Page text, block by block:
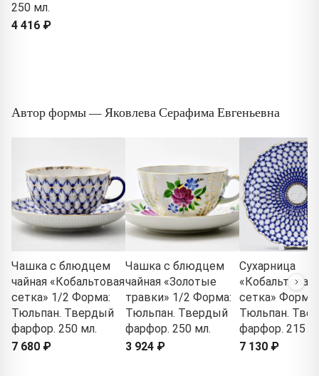
250 мл.
4 416 ₽
Автор формы — Яковлева Серафима Евгеньевна
Чашка с блюдцем
чайная «Кобальтовая
сетка» 1/2 Форма:
Тюльпан. Твердый
фарфор. 250 мл.
7 680 ₽
Чашка с блюдцем
чайная «Золотые
травки» 1/2 Форма:
Тюльпан. Твердый
фарфор. 250 мл.
3 924 ₽
Сухарница
«Кобальтовая
сетка» Форма:
Тюльпан.
фарфор. 215
7 130 ₽